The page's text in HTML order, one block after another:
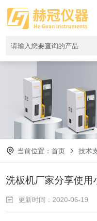
当前位置： 首页 技术
洗板机厂家分享使用
更新时间：2020-06-19